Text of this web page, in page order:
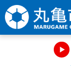
ー
ジ
の
ニ
ュ
ー